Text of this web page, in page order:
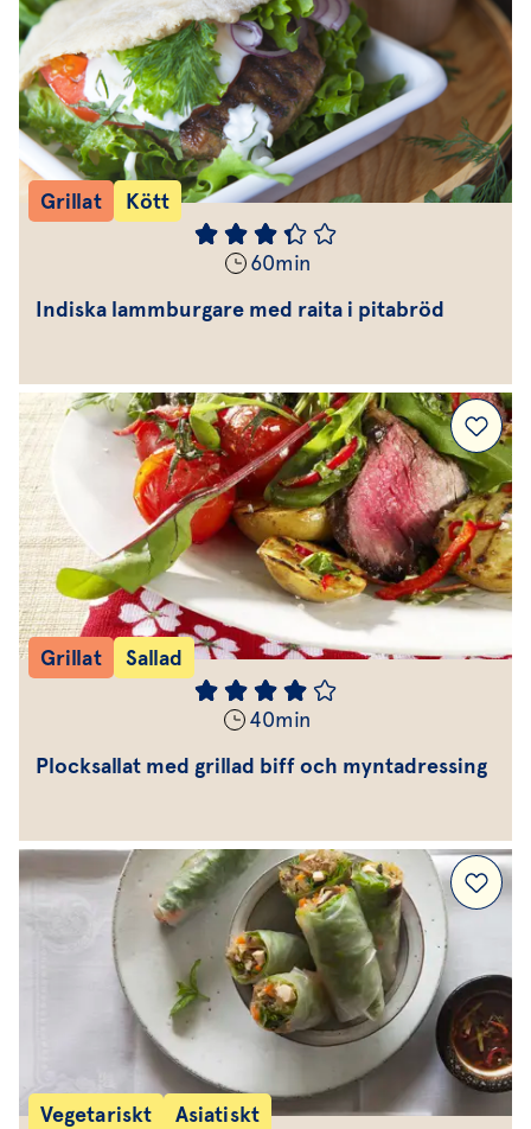
Grillat Kött
60min
Indiska lammburgare med raita i pitabröd
Grillat Sallad
40min
Plocksallat med grillad biff och myntadressing
Vegetariskt Asiatiskt